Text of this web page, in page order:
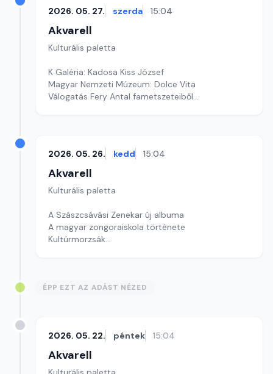
2026. 05. 27. szerda 15:04
Akvarell
Kulturális paletta
K Galéria: Kadosa Kiss József
Magyar Nemzeti Múzeum: Dolce Vita
Válogatás Fery Antal fametszeteiből
2026. 05. 26. kedd 15:04
Akvarell
Kulturális paletta
A Szászcsávási Zenekar új albuma
A magyar zongoraiskola története
Kultúrmorzsák
ÉPP EZT AZ ADÁST NÉZED
2026. 05. 22. péntek 15:04
Akvarell